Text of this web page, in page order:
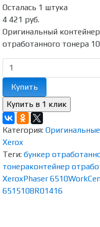
Осталась 1 штука
4 421 руб.
Оригинальный
отработанного тонера
Купить
Категория:
Xerox
Теги: бункер
тонераконтейнер
XeroxPhaser 6510
6515108R01416